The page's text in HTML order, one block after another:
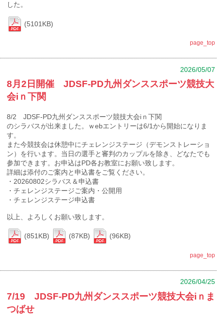
した。
(5101KB)
page_top
2026/05/07
8月2日開催 JDSF-PD九州ダンススポーツ競技大
会iｎ下関
8/2 JDSF-PD九州ダンススポーツ競技大会iｎ下関
のシラバスが出来ました。ｗebエントリーは6/1から開始になりま
す。
また今競技会は休憩中にチェレンジステージ（デモンストレーショ
ン）を行います。当日の選手と審判のカップルを除き、どなたでも
参加できます。お申込はPD各お教室にお願い致します。
詳細は添付のご案内と申込書をご覧ください。
・20260802シラバス＆申込書
・チェレンジステージご案内・公開用
・チェレンジステージ申込書
以上、よろしくお願い致します。
(851KB) (87KB) (96KB)
page_top
2026/04/25
7/19 JDSF-PD九州ダンススポーツ競技大会iｎま
つばせ